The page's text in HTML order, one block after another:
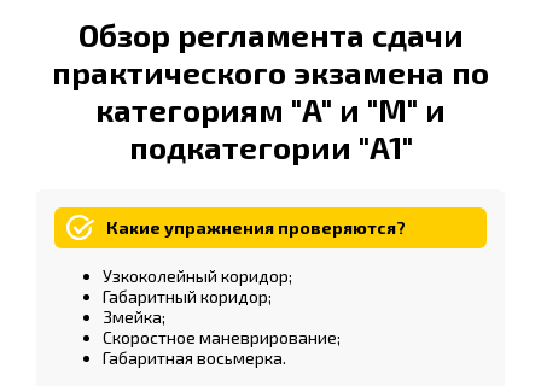
Обзор регламента сдачи
практического экзамена по
категориям "A" и "M" и
подкатегории "A1"
Какие упражнения проверяются?
Узкоколейный коридор;
Габаритный коридор;
Змейка;
Скоростное маневрирование;
Габаритная восьмерка.